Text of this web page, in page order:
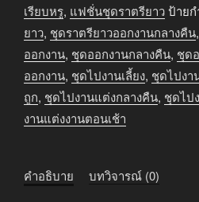
สี
ม่วง
ชิ้น
เรียบหรู, แฟชั่นชุดราตรียาวป้าย
ยาว, ชุดราตรียาวออกงานกลางคืน,
ออกงาน, ชุดออกงานกลางคืน, ชุด
ออกงาน, ชุดไปงานเลี้ยง, ชุดไปงา
ถูก, ชุดไปงานแต่งกลางคืน, ชุดไป
งานแต่งงานตอนเช้า
คำอธิบาย บทวิจารณ์ (0)